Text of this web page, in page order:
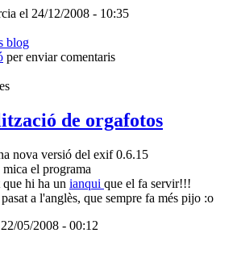
el 24/12/2008 - 10:35
blog
per enviar comentaris
de orgafotos
nova versió del exif 0.6.15
mica el programa
que hi ha un ianqui que el fa servir!!!
a l'anglès, que sempre fa més pijo :o
05/2008 - 00:12